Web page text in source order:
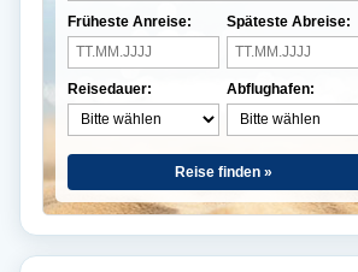
Früheste Anreise:
Reisedauer:
Späteste Abreise:
Abflughafen:
Reise finden »